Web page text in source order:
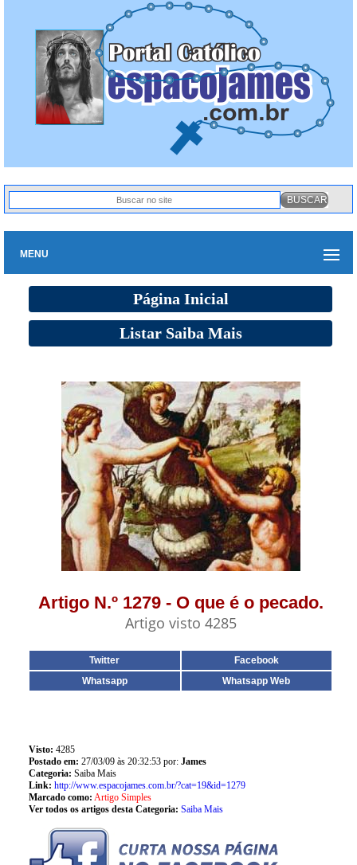
MENU
Página Inicial
Listar Saiba Mais
Artigo N.º 1279 - O que é o pecado.
Artigo visto 4285
Twitter
Facebook
Whatsapp
Whatsapp Web
Visto: 4285
Postado em: 27/03/09 às 20:32:53 por: James
Categoria: Saiba Mais
Link: http://www.espacojames.com.br/?cat=19&id=1279
Marcado como: Artigo Simples
Ver todos os artigos desta Categoria: Saiba Mais